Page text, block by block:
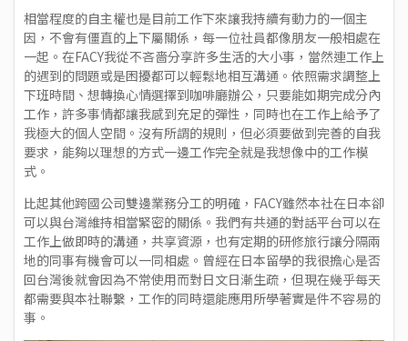
相當程度的自主權也是目前工作下來讓我持續有動力的一個主
因，不會有僵直的上下屬關係，每一位社員都像朋友一般相處在
一起。在FACY我從不吝嗇分享許多生活的大小事，當然連工作上
的遇到的問題或是困擾都可以輕鬆地相互溝通。依照需求調整上
下班時間、想轉換心情選擇到咖啡廳辦公，只要能如期完成分內
工作，許多事情都讓我感到充足的彈性，同時也在工作上給予了
我極大的個人空間。沒有所謂的規則，但必須要做到完善的自我
要求，能夠以理想的方式一邊工作完全就是我想像中的工作模
式。
比起其他跨國公司雙邊業務分工的明確，FACY雖然本社在日本卻
可以與台灣維持相當緊密的關係。我們有共通的對話平台可以在
工作上做即時的溝通，共享資源，也有定期的研修旅行讓分隔兩
地的同事有機會可以一同相處。曾經在日本留學的我很擔心是否
回台灣後就會因為不常使用而對日文日漸生疏，但現在幾乎每天
都需要與本社聯繫，工作的同時還能應用所學著實是件不容易的
事。